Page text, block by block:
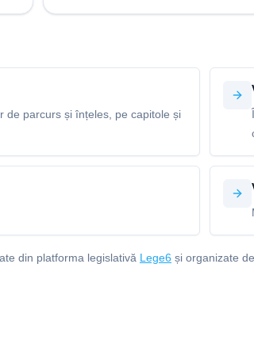
de parcurs și înțeles, pe capitole și
din platforma legislativă Lege6 și organizate